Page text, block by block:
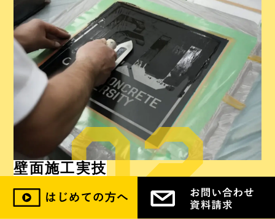
壁面施工実技
MPCの壁面施工テクニック。